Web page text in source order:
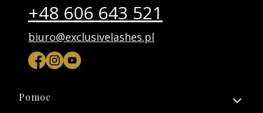
+48 606 643 521
biuro@exclusivelashes.pl
Linki w stopce
Pomoc